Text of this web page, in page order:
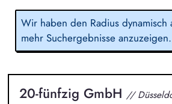
Wir haben den Radius dynamisch
mehr Suchergebnisse anzuzeigen.
20-fünfzig GmbH //